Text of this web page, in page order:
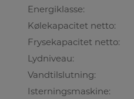
Energiklasse:
Kølekapacitet netto:
Frysekapacitet netto:
Lydniveau:
Vandtilslutning:
Isterningsmaskine: